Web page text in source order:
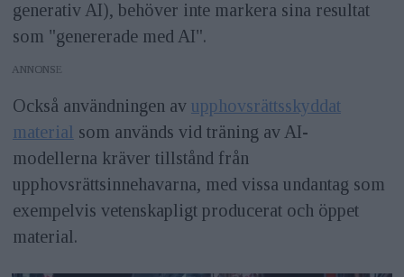
generativ AI), behöver inte markera sina resultat
som "genererade med AI".
ANNONS
Också användningen av upphovsrättsskyddat
material som används vid träning av AI-
modellerna kräver tillstånd från
upphovsrättsinnehavarna, med vissa undantag som
exempelvis vetenskapligt producerat och öppet
material.